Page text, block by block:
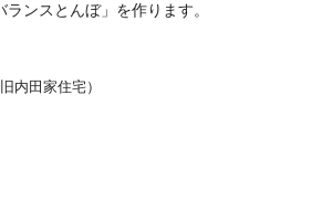
ンスとんぼ」を作ります。
内田家住宅）